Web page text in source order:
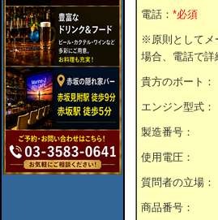
電話： *必須
※原則としてメ
場合、電話で詳
貴方のボート：
エンジン型式：
製造番号：
使用電圧：
質問者の立場：
商品番号：